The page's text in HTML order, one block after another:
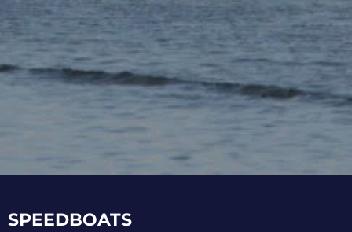
SPEEDBOATS